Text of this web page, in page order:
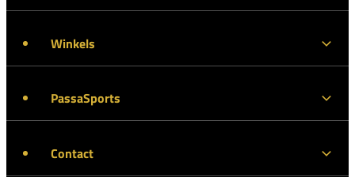
Winkels
PassaSports
Contact